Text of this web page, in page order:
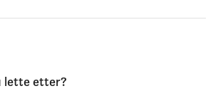
lette etter?